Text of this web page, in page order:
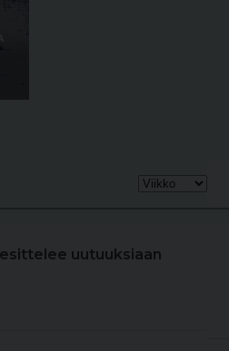
uutuuksiaan